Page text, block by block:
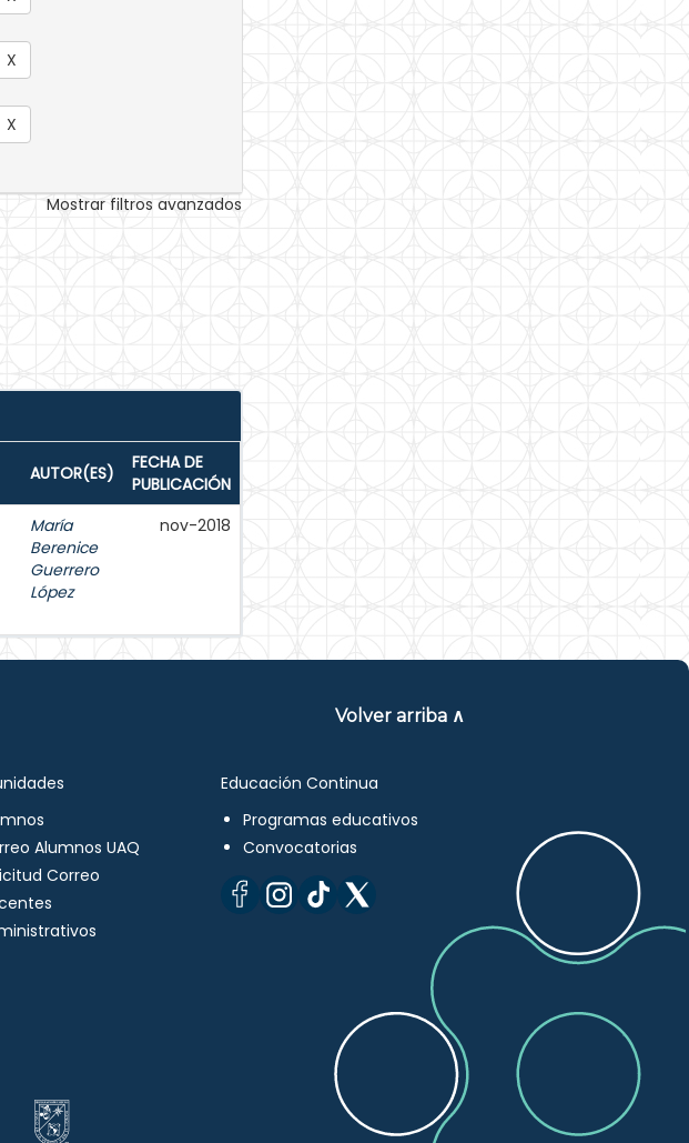
Mostrar filtros avanzados
AUTOR(ES)
FECHA DE
PUBLICACIÓN
María
Berenice
Guerrero
López
nov-2018
Volver arriba ∧
Alumnos UAQ
Correo
Educación Continua
Programas educativos
Convocatorias